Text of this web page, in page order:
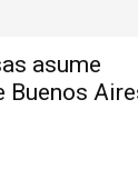
asume
Buenos